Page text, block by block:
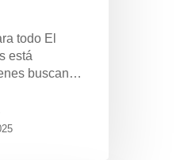
todo El
está
buscan…